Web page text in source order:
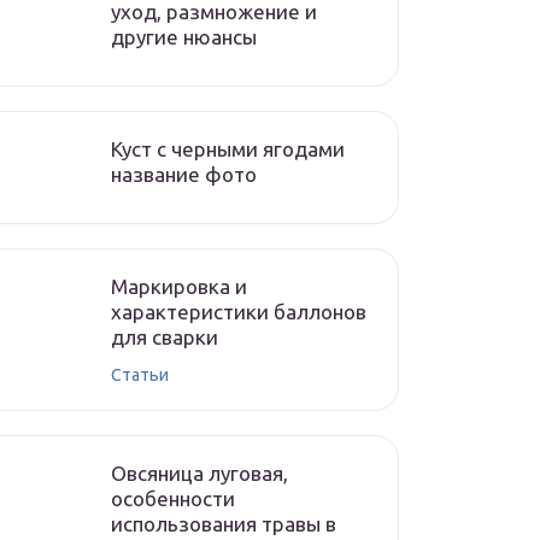
уход, размножение и
другие нюансы
Куст с черными ягодами
название фото
Маркировка и
характеристики баллонов
для сварки
Статьи
Овсяница луговая,
особенности
использования травы в